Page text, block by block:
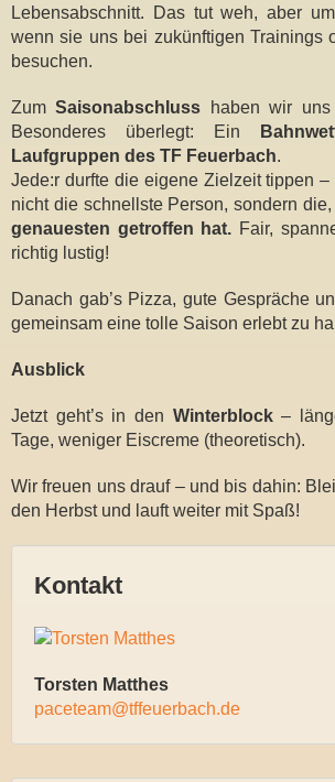
Lebensabschnitt. Das tut weh, aber
wenn sie uns bei zukünftigen Trainings
besuchen.
ZumSaisonabschluss haben wir
Besonderes überlegt: Ein
Laufgruppen des TF Feuerbach.
Jede:r durfte die eigene Zielzeit tippen
nicht die schnellste Person, sondern
genauesten getroffen hat. Fair,
richtig lustig!
Danach gab’s Pizza, gute Gespräche
gemeinsam eine tolle Saison erlebt zu
Ausblick
Jetzt geht’s in den Winterblock–
Tage, weniger Eiscreme (theoretisch).
Wir freuen uns drauf – und bis dahin:
den Herbst und lauft weiter mit Spaß!
Kontakt
Torsten Matthes
paceteam@tffeuerbach.de